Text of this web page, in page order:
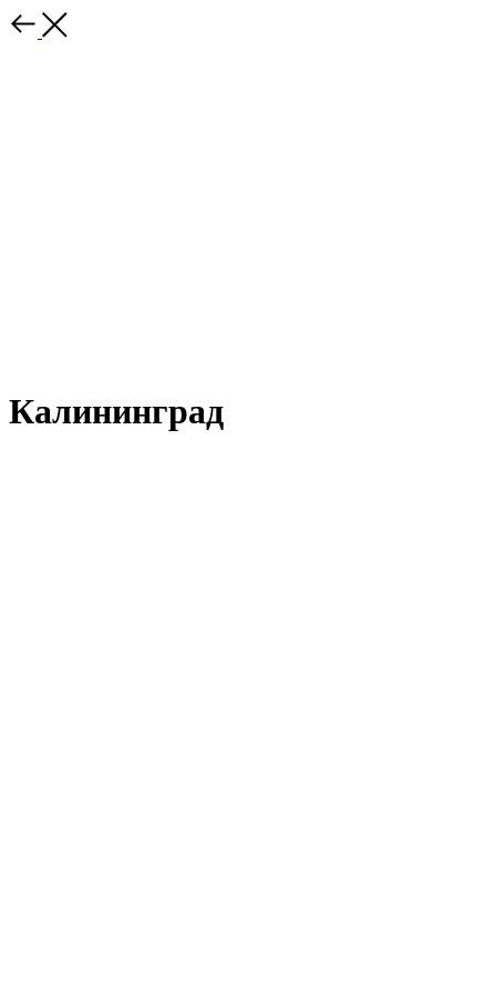
Калининград